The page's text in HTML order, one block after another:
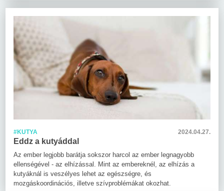
#KUTYA 2024.04.27.
Eddz a kutyáddal
Az ember legjobb barátja sokszor harcol az ember legnagyobb
ellenségével - az elhízással. Mint az embereknél, az elhízás a
kutyáknál is veszélyes lehet az egészségre, és
mozgáskoordinációs, illetve szívproblémákat okozhat.